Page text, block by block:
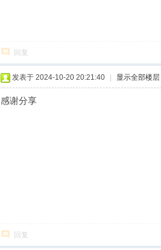
回复
发表于 2024-10-20 20:21:40 显示全部楼层
感谢分享
回复